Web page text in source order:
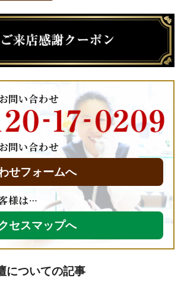
問い合わせ
問い合わせ
せフォームへ
様は…
セスマップへ
についての記事